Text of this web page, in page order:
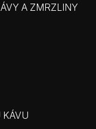
A ZMRZLINY
KÁVU